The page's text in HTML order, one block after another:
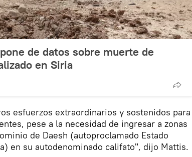
de datos sobre muerte de
en Siria
esfuerzos extraordinarios y sostenidos para
pese a la necesidad de ingresar a zonas
de Daesh (autoproclamado Estado
en su autodenominado califato", dijo Mattis.